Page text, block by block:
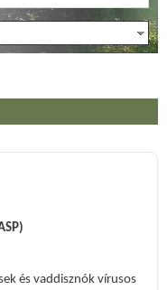
és vaddisznók vírusos